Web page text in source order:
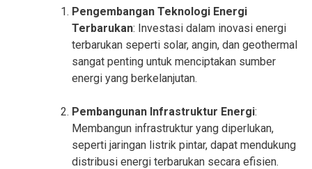
Pengembangan Teknologi Energi
Terbarukan: Investasi dalam inovasi energi
terbarukan seperti solar, angin, dan geothermal
sangat penting untuk menciptakan sumber
energi yang berkelanjutan.
Pembangunan Infrastruktur Energi:
Membangun infrastruktur yang diperlukan,
seperti jaringan listrik pintar, dapat mendukung
distribusi energi terbarukan secara efisien.